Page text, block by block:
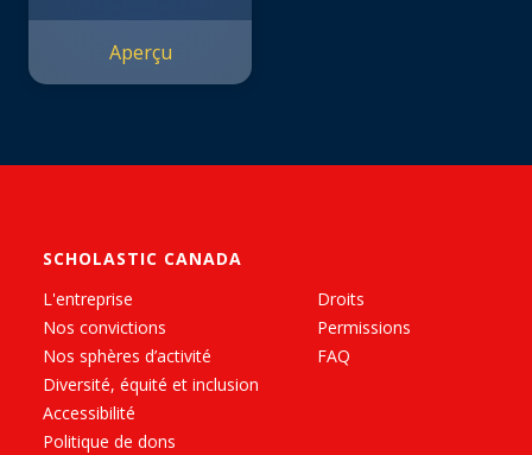
Aperçu
SCHOLASTIC CANADA
L'entreprise
Nos convictions
Nos sphères d’activité
Diversité, équité et inclusion
Accessibilité
Politique de dons
Droits
Permissions
FAQ